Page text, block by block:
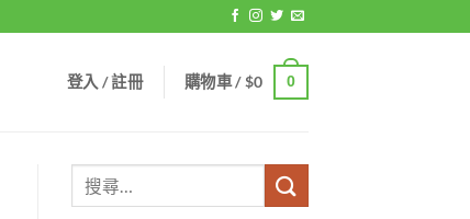
登入 / 註冊 購物車 /$0 0